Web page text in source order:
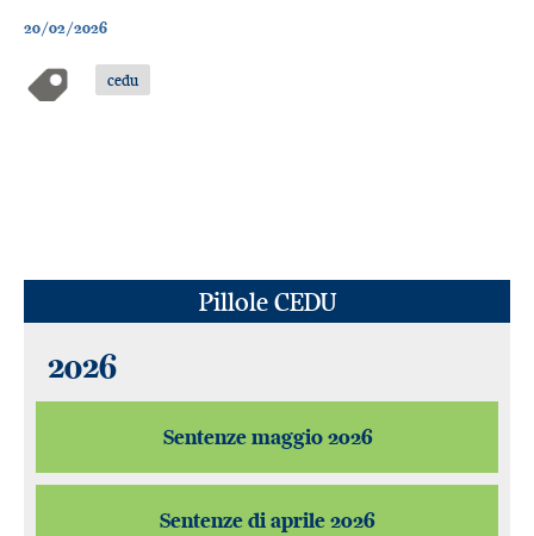
20/02/2026
cedu
Pillole CEDU
2026
Sentenze maggio 2026
Sentenze di aprile 2026